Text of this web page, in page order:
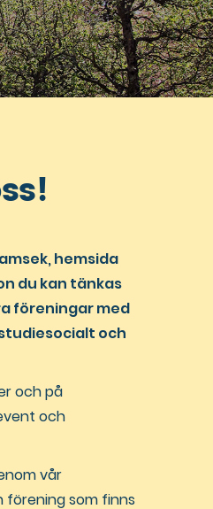
hemsida
du kan tänkas
föreningar med
och
och på
och
vår
förening som finns